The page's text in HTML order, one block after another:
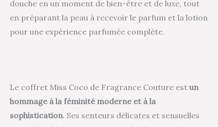
douche en un moment de bien-être et de luxe, tout
en préparant la peau à recevoir le parfum et la lotion
pour une expérience parfumée complète.
Le coffret Miss Coco de Fragrance Couture est un
hommage à la féminité moderne et à la
sophistication. Ses senteurs délicates et sensuelles